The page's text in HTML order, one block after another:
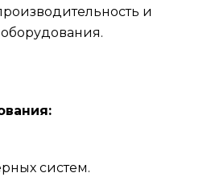
и
систем.